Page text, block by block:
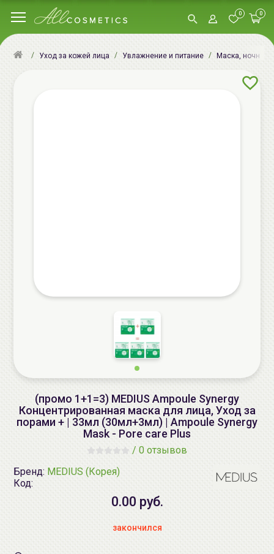
0 0
Уход за кожей лица Увлажнение и питание Маска, ночная
(промо 1+1=3) MEDIUS Ampoule Synergy
Концентрированная маска для лица, Уход за
порами + | 33мл (30мл+3мл) | Ampoule Synergy
Mask - Pore care Plus
/ 0 отзывов
Бренд: MEDIUS (Корея)
Код:
0.00 руб.
закончился